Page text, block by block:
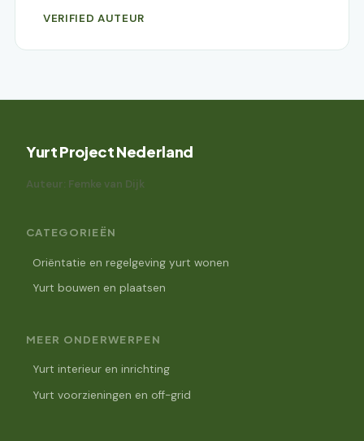
VERIFIED AUTEUR
Yurt Project Nederland
Auteur: Femke van Dijk
CATEGORIEËN
Oriëntatie en regelgeving yurt wonen
Yurt bouwen en plaatsen
MEER ONDERWERPEN
Yurt interieur en inrichting
Yurt voorzieningen en off-grid